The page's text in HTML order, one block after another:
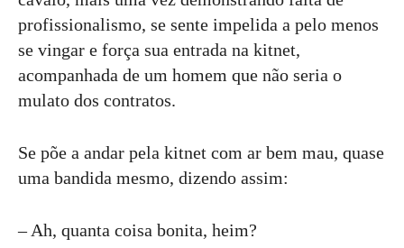
profissionalismo, se sente impelida a pelo menos
se vingar e força sua entrada na kitnet,
acompanhada de um homem que não seria o
mulato dos contratos.
Se põe a andar pela kitnet com ar bem mau, quase
uma bandida mesmo, dizendo assim:
– Ah, quanta coisa bonita, heim?